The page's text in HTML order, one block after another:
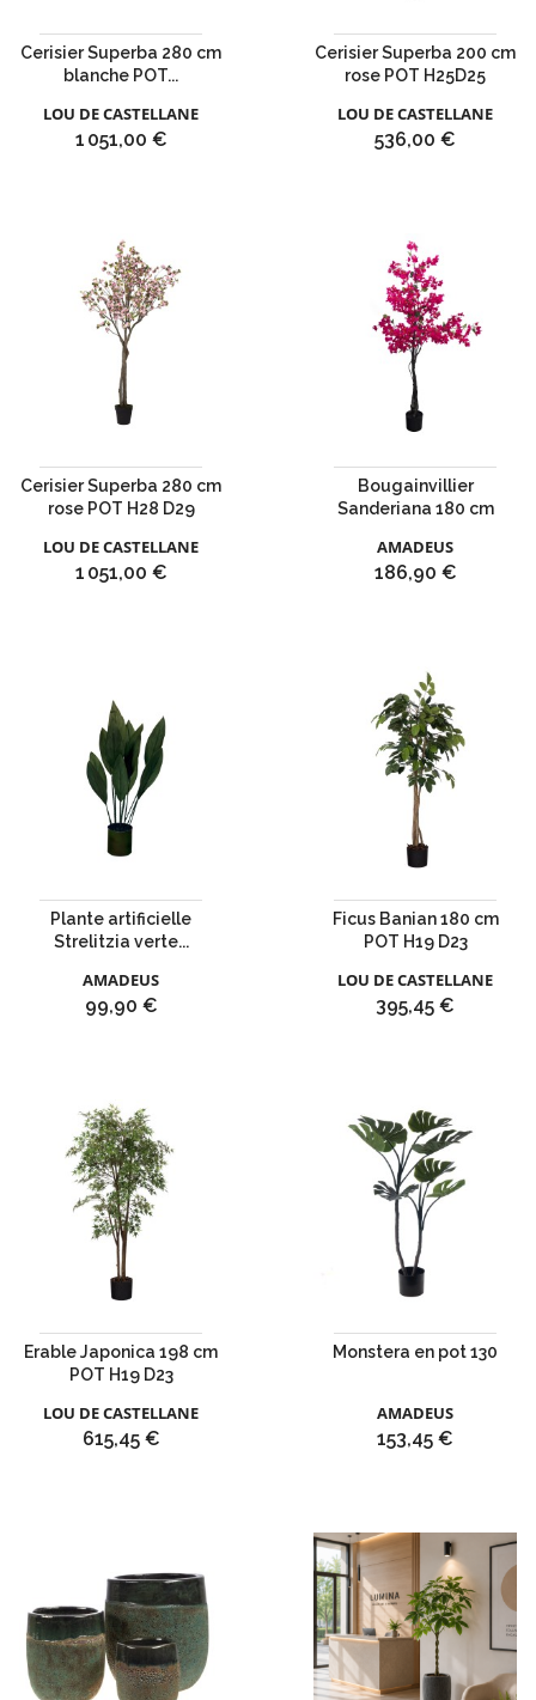
Cerisier Superba 280 cm
blanche POT...
LOU DE CASTELLANE
Prix
1 051,00 €
Cerisier Superba 200 cm
rose POT H25D25
LOU DE CASTELLANE
Prix
536,00 €
Cerisier Superba 280 cm
rose POT H28 D29
LOU DE CASTELLANE
Prix
1 051,00 €
Bougainvillier
Sanderiana 180 cm
AMADEUS
Prix
186,90 €
Plante artificielle
Strelitzia verte...
AMADEUS
Prix
99,90 €
Ficus Banian 180 cm
POT H19 D23
LOU DE CASTELLANE
Prix
395,45 €
Erable Japonica 198 cm
POT H19 D23
LOU DE CASTELLANE
Prix
615,45 €
Monstera en pot 130
AMADEUS
Prix
153,45 €